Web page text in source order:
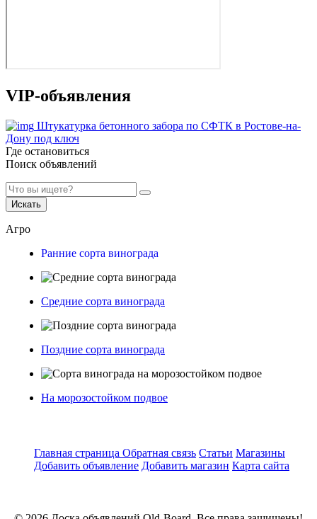
VIP-объявления
Штукатурка бетонного забора по СФТК в Ростове-на-
Дону под ключ
Где остановиться
Поиск объявлений
Искать
Агро
Ранние сорта винограда
Средние сорта винограда
Поздние сорта винограда
На морозостойком подвое
Главная страница Обратная связь Статьи Магазины
Добавить объявление Добавить магазин Карта сайта